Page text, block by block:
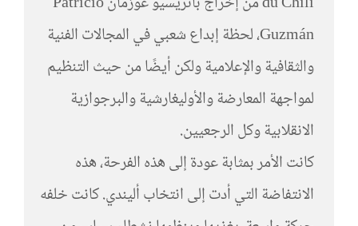
Guzmán، لحظة إبداع شعبي في المجالات الفنية
والثقافية والإعلامية ولكن أيضًا من حيث التنظيم
لمواجهة المعارضة والأوليغارشية والبرجوازية
الانقلابية وكل الرجعيين.
كانت الأمر بمثابة عودة إلى هذه الفرحة، هذه
الانتفاضة التي أدت إلى انتخاب أليندي. كانت خلفه